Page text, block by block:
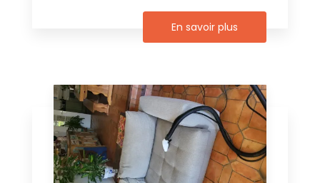
En savoir plus